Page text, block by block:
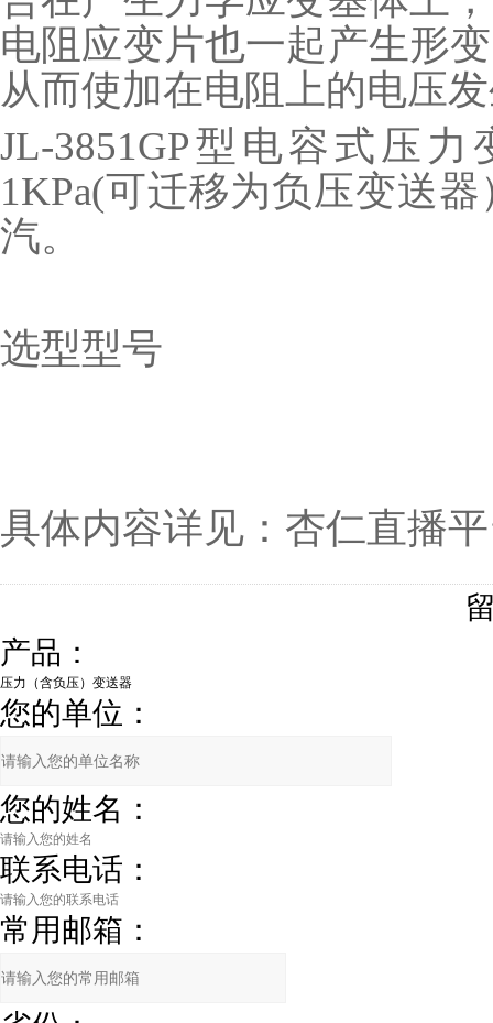
电阻应变片也一起产生形变
从而使加在电阻上的电压发生
JL-3851GP型电容式压
1KPa(可迁移为负压变送器）
汽。
选型型号
具体内容详见：杏仁直
产品：
您的单位：
您的姓名：
联系电话：
常用邮箱：